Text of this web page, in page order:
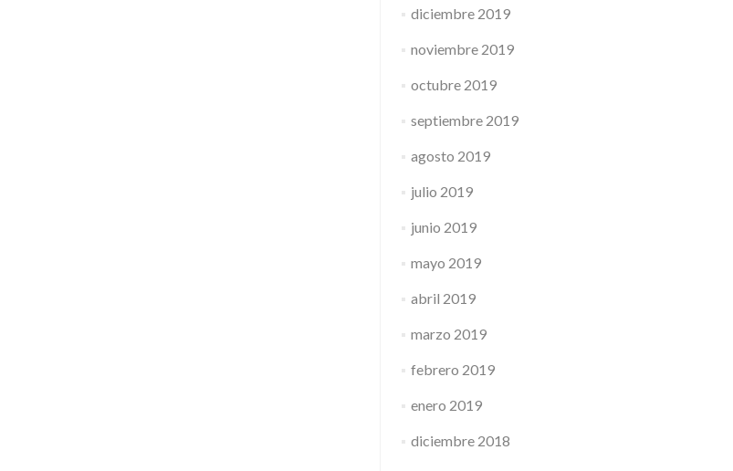
diciembre 2019
noviembre 2019
octubre 2019
septiembre 2019
agosto 2019
julio 2019
junio 2019
mayo 2019
abril 2019
marzo 2019
febrero 2019
enero 2019
diciembre 2018